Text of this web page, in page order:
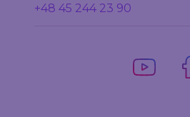
+48 45 244 23 90